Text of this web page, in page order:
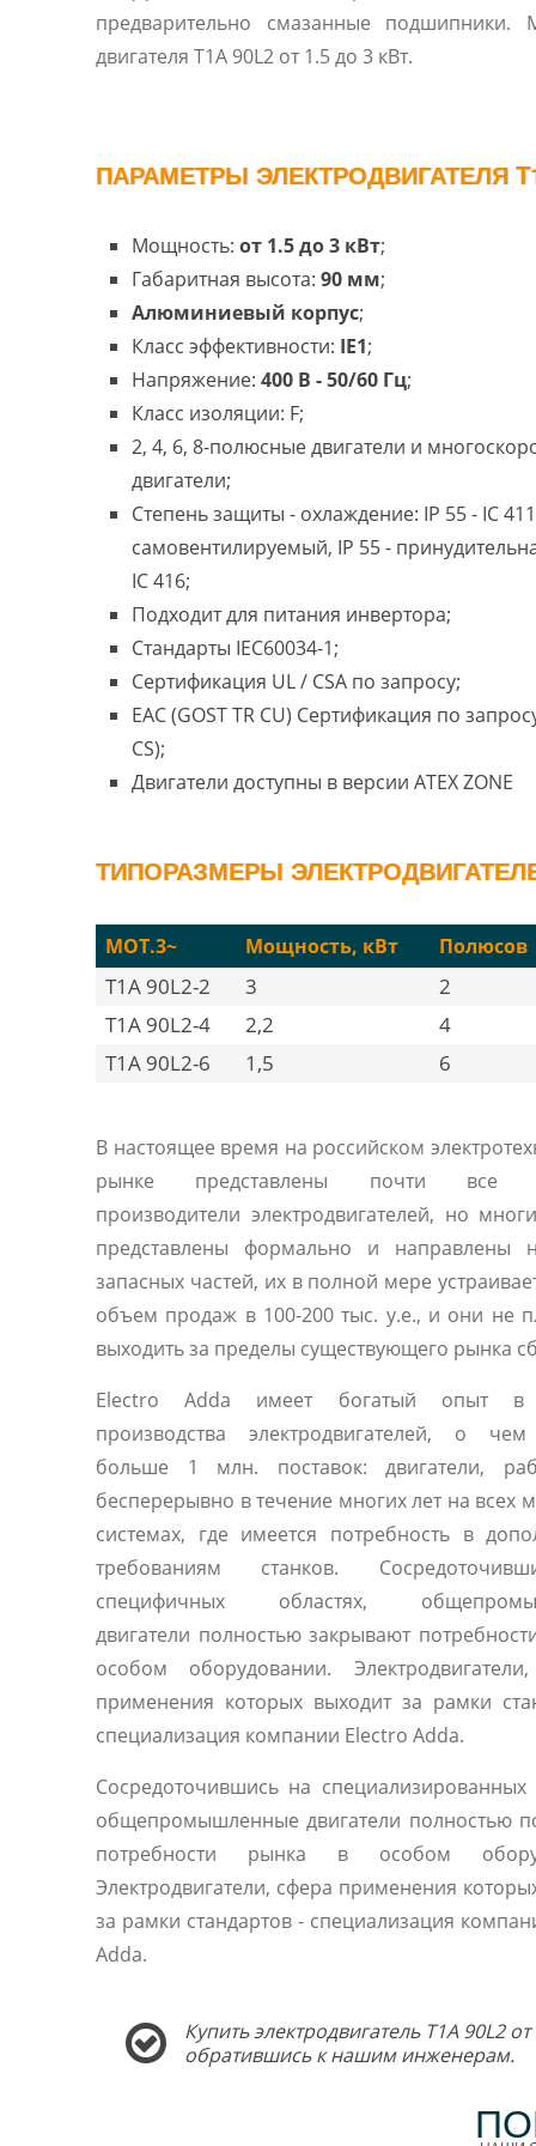
предварительно смазанные подшипники.
двигателя T1A 90L2 от 1.5 до 3 кВт.
ПАРАМЕТРЫ ЭЛЕКТРОДВИГАТЕЛЯ
Мощность: от 1.5 до 3 кВт;
Габаритная высота: 90 мм;
Алюминиевый корпус;
Класс эффективности: IE1;
Напряжение: 400 В - 50/60 Гц;
Класс изоляции: F;
2, 4, 6, 8-полюсные двигатели и
двигатели;
Степень защиты - охлаждение: IP 55 - IC 411
самовентилируемый, IP 55 -
IC 416;
Подходит для питания инвертора;
Стандарты IEC60034-1;
Сертификация UL / CSA по запросу;
EAC (GOST TR CU) Сертификация по
CS);
Двигатели доступны в версии ATEX ZONE
ТИПОРАЗМЕРЫ
MOT.3~ Мощность, кВт Полюсов
T1A 90L2-2 3
2
T1A 90L2-4
2,2
4
T1A 90L2-6
1,5 6
В настоящее время на российском
рынке представлены почти все
производители электродвигателей, но
представлены формально и направлены
запасных частей, их в полной мере
объем продаж в 100-200 тыс. у.е., и они не
выходить за пределы существующего рынка
Electro Adda имеет богатый опыт в
производства электродвигателей, о
больше 1 млн. поставок: двигатели,
бесперерывно в течение многих лет на всех
системах, где имеется потребность в
требованиям станков.
специфичных областях,
двигатели полностью закрывают
особом оборудовании.
применения которых выходит за рамки
специализация компании Electro Adda.
Сосредоточившись на специализированных
общепромышленные двигатели полностью
потребности рынка в особом
Электродвигатели, сфера применения
за рамки стандартов - специализация
Adda.
Купить электродвигатель T1A 90L2
обратившись к нашим инженерам.